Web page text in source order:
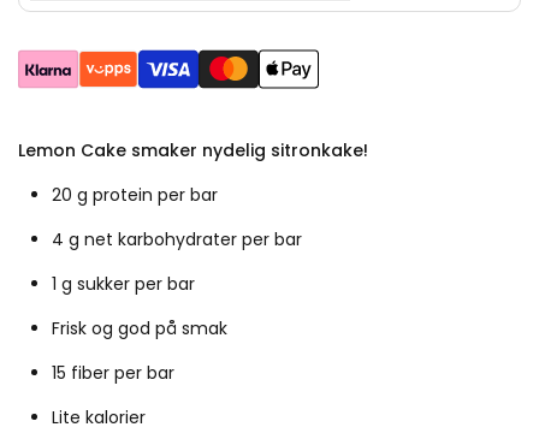
Lemon Cake smaker nydelig sitronkake!
20 g protein per bar
4 g net karbohydrater per bar
1 g sukker per bar
Frisk og god på smak
15 fiber per bar
Lite kalorier